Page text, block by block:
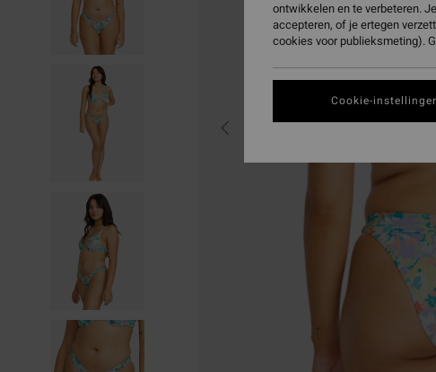
ontwikkelen en te verbeteren.
accepteren, of je ertegen
cookies voor publieksmeting).
Cookie-